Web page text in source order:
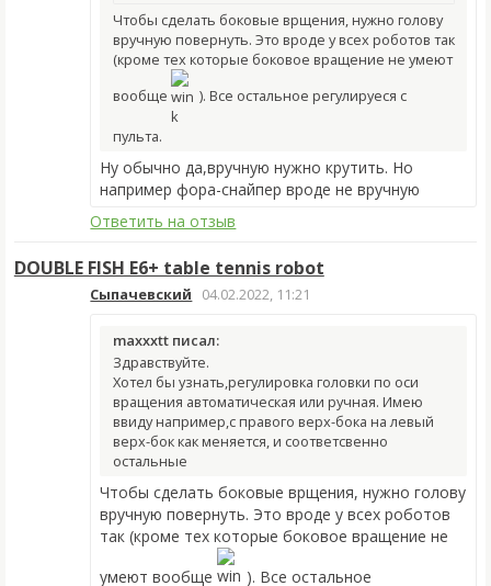
Чтобы сделать боковые врщения, нужно голову
вручную повернуть. Это вроде у всех роботов так
(кроме тех которые боковое вращение не умеют
вообще
). Все остальное регулируеся с
пульта.
Ну обычно да,вручную нужно крутить. Но
например фора-снайпер вроде не вручную
Ответить на отзыв
DOUBLE FISH E6+ table tennis robot
Сыпачевский 04.02.2022, 11:21
maxxxtt писал:
Здравствуйте.
Хотел бы узнать,регулировка головки по оси
вращения автоматическая или ручная. Имею
ввиду например,с правого верх-бока на левый
верх-бок как меняется, и соответсвенно
остальные
Чтобы сделать боковые врщения, нужно голову
вручную повернуть. Это вроде у всех роботов
так (кроме тех которые боковое вращение не
умеют вообще
). Все остальное